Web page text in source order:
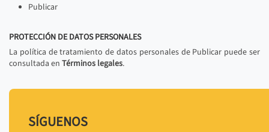
Publicar
PROTECCIÓN DE DATOS PERSONALES
La política de tratamiento de datos personales de Publicar puede ser
consultada en Términos legales.
SÍGUENOS